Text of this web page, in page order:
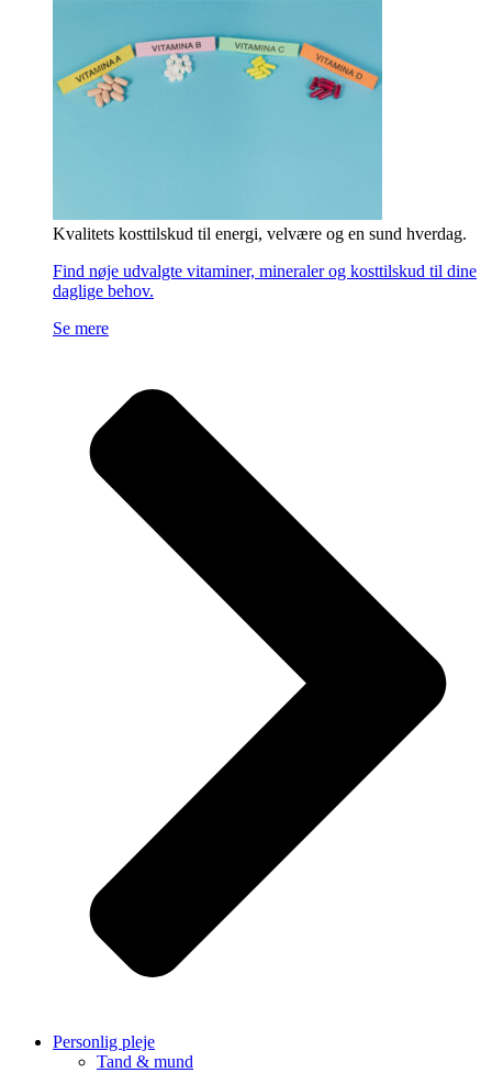
Kvalitets kosttilskud til energi, velvære og en sund hverdag.
Find nøje udvalgte vitaminer, mineraler og kosttilskud til dine
daglige behov.
Se mere
Personlig pleje
Tand & mund